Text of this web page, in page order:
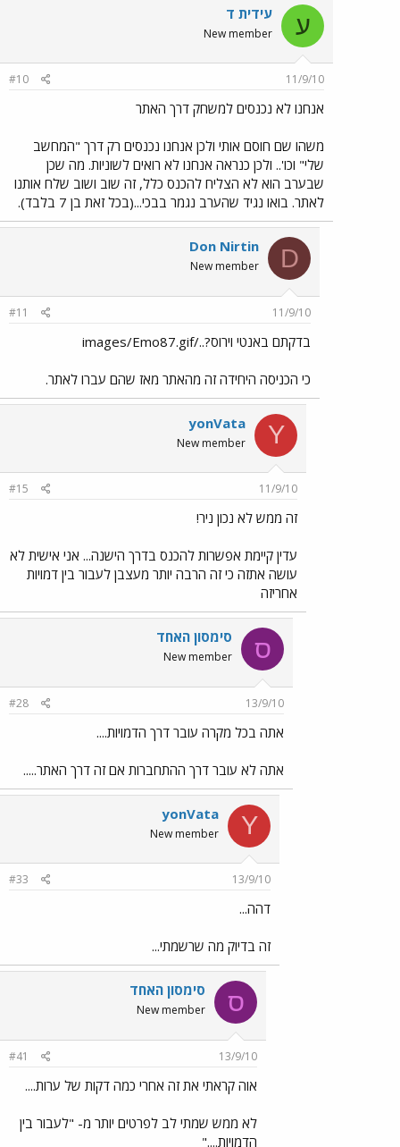
ע עידית ד
New member
11/9/10
#10
אנחנו לא נכנסים למשחק דרך האתר
משהו שם חוסם אותי ולכן אנחנו נכנסים רק דרך "המחשב
שלי" וכו'.. ולכן כנראה אנחנו לא רואים לשוניות. מה שכן
שבערב הוא לא הצליח להכנס כלל, זה שוב ושוב שלח אותנו
לאתר. בואו נגיד שהערב נגמר בבכי...(בכל זאת בן 7 בלבד).
D
Don Nirtin
New member
11/9/10
#11
בדקתם באנטי וירוס?../images/Emo87.gif
כי הכניסה היחידה זה מהאתר מאז שהם עברו לאתר.
Y
yonVata
New member
11/9/10
#15
זה ממש לא נכון ניר!
עדין קיימת אפשרות להכנס בדרך הישנה... אני אישית לא
עושה אתזה כי זה הרבה יותר מעצבן לעבור בין דמויות
אחריזה
ס סימסון האחד
New member
13/9/10
#28
אתה בכל מקרה עובר דרך הדמויות....
אתה לא עובר דרך ההתחברות אם זה דרך האתר.....
Y
yonVata
New member
13/9/10
#33
דהה...
זה בדיוק מה שרשמתי...
ס סימסון האחד
New member
13/9/10
#41
אוה קראתי את זה אחרי כמה דקות של ערות....
לא ממש שמתי לב לפרטים יותר מ- "לעבור בין
הדמויות...."